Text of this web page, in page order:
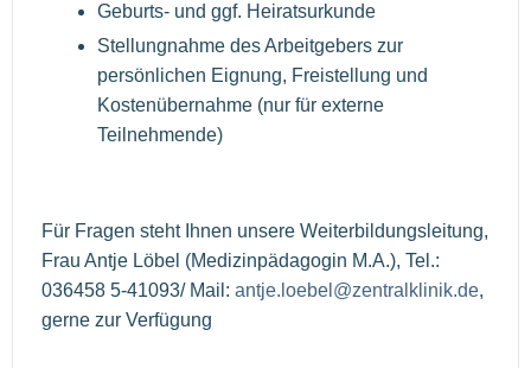
Geburts- und ggf. Heiratsurkunde
Stellungnahme des Arbeitgebers zur
persönlichen Eignung, Freistellung und
Kostenübernahme (nur für externe
Teilnehmende)
Für Fragen steht Ihnen unsere Weiterbildungsleitung,
Frau Antje Löbel (Medizinpädagogin M.A.), Tel.:
036458 5-41093/ Mail: antje.loebel@zentralklinik.de,
gerne zur Verfügung